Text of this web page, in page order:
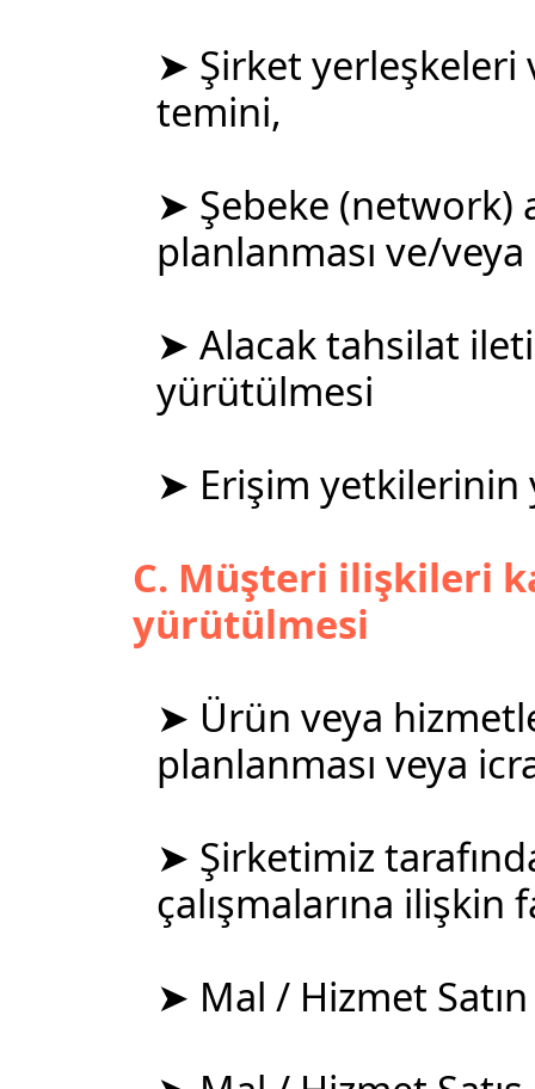
➤ Şirket
temini,
➤ Şebeke (network)
planlanması ve/veya
➤ Alacak tahsilat
yürütülmesi
➤ Erişim
C. Müşteri ilişkileri
yürütülmesi
➤ Ürün veya
planlanması veya
➤ Şirketimiz
çalışmalarına ilişkin
➤ Mal / Hizmet